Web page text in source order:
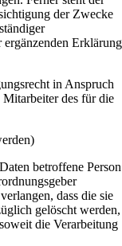
der Zwecke
Erklärung
in Anspruch
Mitarbeiter des für die
betroffene Person
dass die sie
gelöscht werden,
die Verarbeitung